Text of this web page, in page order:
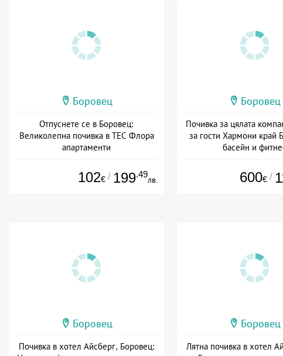
Боровец
Отпуснете се в Боровец:
Великолепна почивка в ТЕС Флора
апартаменти
102€ / 199.49
лв.
Боровец
Почивка за цялата
за гости Хармони край
басейн и
600€ /
Боровец
Почивка в хотел Айсберг, Боровец:
Боровец
Лятна почивка в хотел